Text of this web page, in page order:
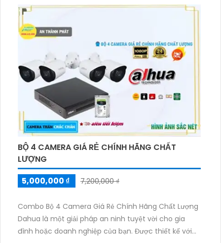
sáng yếu. Đặc biệt, camera này còn được tích hợp
chức năng thu âm, giúp quản lý cửa hàng dễ dàng
ghi nhận các thông tin quan trọng. Việc cài đặt và sử
dụng trên thiết bị di động như điện thoại cũng rất
đơn giản và tiện lợi.
BỘ 4 CAMERA GIÁ RẺ CHÍNH HÃNG CHẤT
LƯỢNG
5,000,000 ₫
7,200,000 ₫
Combo Bộ 4 Camera Giá Rẻ Chính Hãng Chất Lượng
Dahua là một giải pháp an ninh tuyệt vời cho gia
đình hoặc doanh nghiệp của bạn. Được thiết kế với